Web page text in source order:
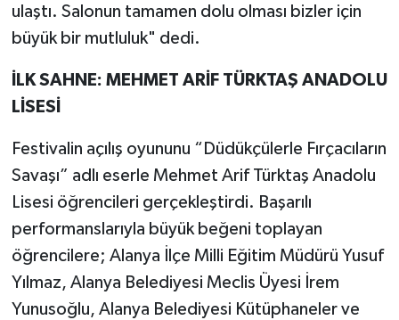
ulaştı. Salonun tamamen dolu olması bizler için
büyük bir mutluluk" dedi.
İLK SAHNE: MEHMET ARİF TÜRKTAŞ ANADOLU
LİSESİ
Festivalin açılış oyununu “Düdükçülerle Fırçacıların
Savaşı” adlı eserle Mehmet Arif Türktaş Anadolu
Lisesi öğrencileri gerçekleştirdi. Başarılı
performanslarıyla büyük beğeni toplayan
öğrencilere; Alanya İlçe Milli Eğitim Müdürü Yusuf
Yılmaz, Alanya Belediyesi Meclis Üyesi İrem
Yunusoğlu, Alanya Belediyesi Kütüphaneler ve